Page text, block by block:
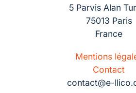
5 Parvis Alan
75013 Paris
France
Mentions
Contact
contact@e-